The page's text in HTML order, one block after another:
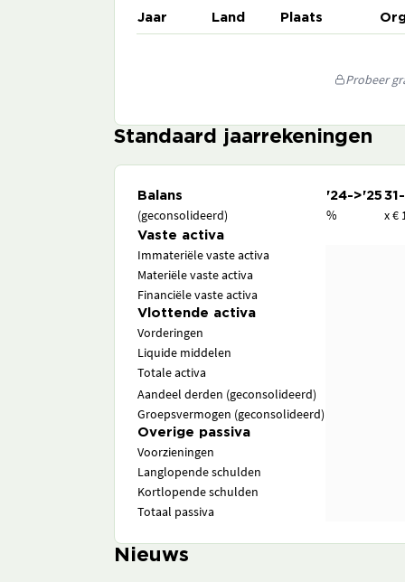
Jaar Land Plaats
Probeer
Standaard jaarrekeningen
Balans '24->'25
(geconsolideerd) % x €
Vaste activa
Immateriële vaste activa
Materiële vaste activa
Financiële vaste activa
Vlottende activa
Vorderingen
Liquide middelen
Totale activa
Aandeel derden (geconsolideerd)
Groepsvermogen (geconsolideerd)
Overige passiva
Voorzieningen
Langlopende schulden
Kortlopende schulden
Totaal passiva
Nieuws